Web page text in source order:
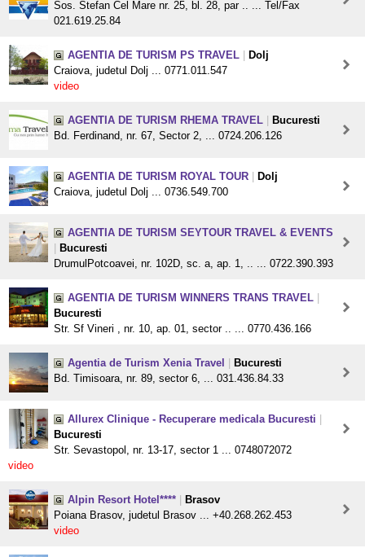
Sos. Stefan Cel Mare nr. 25, bl. 28, par .. ... Tel/Fax
021.619.25.84
AGENTIA DE TURISM PS TRAVEL
Dolj
Craiova, judetul Dolj ... 0771.011.547
video
AGENTIA DE TURISM RHEMA TRAVEL
Bucuresti
Bd. Ferdinand, nr. 67, Sector 2, ... 0724.206.126
AGENTIA DE TURISM ROYAL TOUR
Dolj
Craiova, judetul Dolj ... 0736.549.700
AGENTIA DE TURISM SEYTOUR TRAVEL & EVENTS
Bucuresti
DrumulPotcoavei, nr. 102D, sc. a, ap. 1, .. ... 0722.390.393
AGENTIA DE TURISM WINNERS TRANS TRAVEL
Bucuresti
Str. Sf Vineri , nr. 10, ap. 01, sector .. ... 0770.436.166
Agentia de Turism Xenia Travel
Bucuresti
Bd. Timisoara, nr. 89, sector 6, ... 031.436.84.33
Allurex Clinique - Recuperare medicala Bucuresti
Bucuresti
Str. Sevastopol, nr. 13-17, sector 1 ... 0748072072
video
Alpin Resort Hotel****
Brasov
Poiana Brasov, judetul Brasov ... +40.268.262.453
video